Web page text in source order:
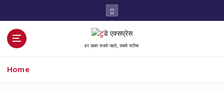
हर खबर सबसे पहले, सबसे सटीक
Home